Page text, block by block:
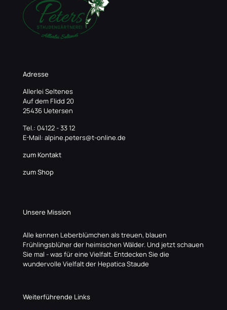
Adresse
Allerlei Seltenes
Auf dem Flidd 20
25436 Uetersen
Tel.: 04122 - 33 12
E-Mail: alpine.peters@t-online.de
zum Kontakt
zum Shop
Unsere Mission
Alle kennen Leberblümchen als treuen, blauen
Frühlingsblüher der heimischen Wälder. Und jetzt schauen
Sie mal - was für eine Vielfalt. Entdecken Sie die
wundervolle Vielfalt der Hepatica Staude
Weiterführende Links